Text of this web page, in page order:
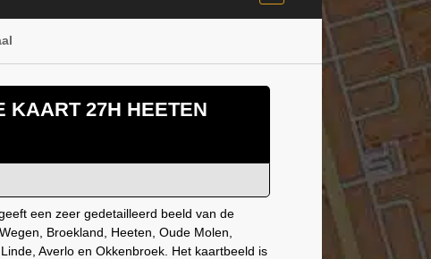
KAART 27H HEETEN
een zeer gedetailleerd beeld van de
Broekland, Heeten, Oude Molen,
Averlo en Okkenbroek. Het kaartbeeld is